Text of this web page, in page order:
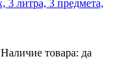
Наличие товара: да